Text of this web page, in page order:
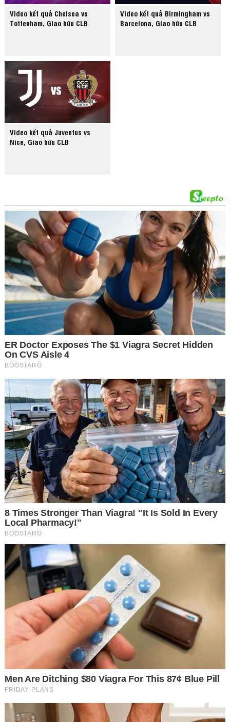
Video kết quả Chelsea vs
Tottenham, Giao hữu CLB
Video kết quả Birmingham vs
Barcelona, Giao hữu CLB
Video kết quả Juventus vs
Nice, Giao hữu CLB